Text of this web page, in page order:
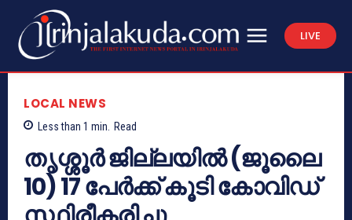
LIVE
LOCAL NEWS
Less than 1 min. Read
തൃശ്ശൂര്‍ ജില്ലയില്‍ (ജൂലൈ
10) 17 പേര്‍ക്ക് കൂടി കോവിഡ്